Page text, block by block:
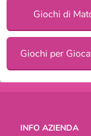
Giochi di
INFO AZIENDA